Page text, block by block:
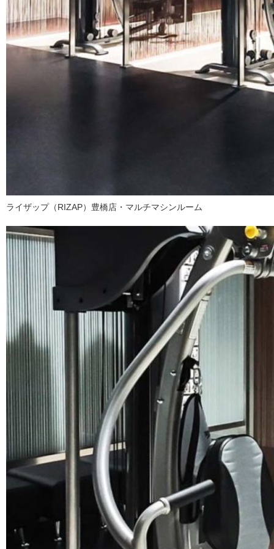
ライザップ（RIZAP）豊橋店・マルチマシンルーム